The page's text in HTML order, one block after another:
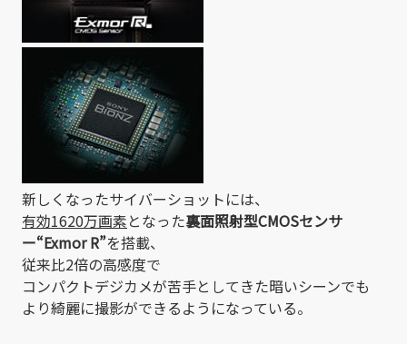
新しくなったサイバーショットには、
有効1620万画素となった裏面照射型CMOSセンサ
ー“Exmor R”を搭載、
従来比2倍の高感度で
コンパクトデジカメが苦手としてきた暗いシーンでも
より綺麗に撮影ができるようになっている。